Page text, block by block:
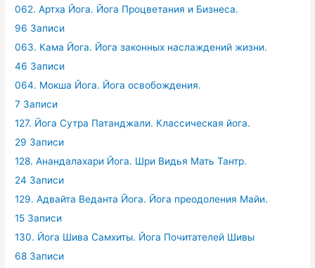
062. Артха Йога. Йога Процветания и Бизнеса.
96 Записи
063. Кама Йога. Йога законных наслаждений жизни.
46 Записи
064. Мокша Йога. Йога освобождения.
7 Записи
127. Йога Сутра Патанджали. Классическая йога.
29 Записи
128. Анандалахари Йога. Шри Видья Мать Тантр.
24 Записи
129. Адвайта Веданта Йога. Йога преодоления Майи.
15 Записи
130. Йога Шива Самхиты. Йога Почитателей Шивы
68 Записи